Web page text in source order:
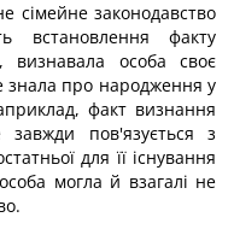
сімейне законодавство
встановлення факту
визнавала особа своє
знала про народження у
факт визнання
завжди пов'язується з
для її існування
могла й взагалі не